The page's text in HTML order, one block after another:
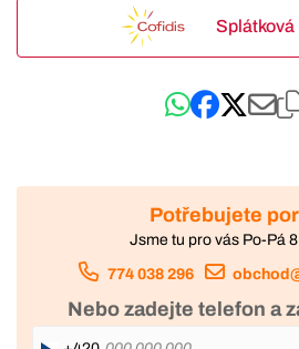
Potřebujete
Jsme tu pro vás Po-Pá
774 038 296
Nebo zadejte telefon a